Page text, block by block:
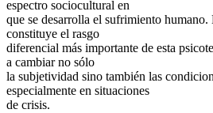
espectro sociocultural en
que se desarrolla el sufrimiento
constituye el rasgo
diferencial más importante de esta
a cambiar no sólo
la subjetividad sino también las
especialmente en situaciones
de crisis.